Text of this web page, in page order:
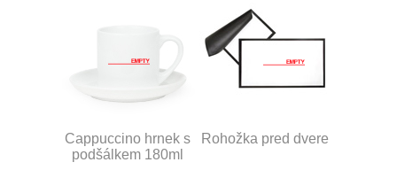
Cappuccino hrnek s
podšálkem 180ml
Rohožka pred dvere